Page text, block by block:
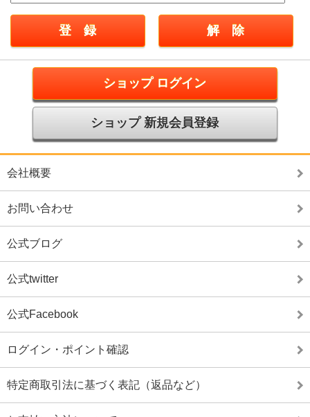
ショップ ログイン
ショップ 新規会員登録
会社概要
お問い合わせ
公式ブログ
公式twitter
公式Facebook
ログイン・ポイント確認
特定商取引法に基づく表記（返品など）